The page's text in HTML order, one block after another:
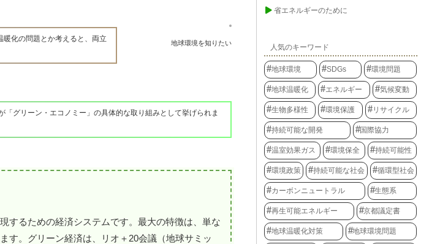
地球環境を知りたい
化の問題とか考えると、両立
グリーン・エコノミー」の具体的な取り組みとして挙げられま
するための経済システムです。最大の特徴は、単な
す。グリーン経済は、リオ＋20会議（地球サミッ
省エネルギーのために
人気のキーワード
地球環境 SDGs 環境問題
地球温暖化 エネルギー 気候変動
生物多様性 環境保護 リサイクル
持続可能な開発 国際協力
温室効果ガス 環境保全 持続可能性
環境政策 持続可能な社会 循環型社会
カーボンニュートラル 生態系
再生可能エネルギー 京都議定書
地球温暖化対策 地球環境問題